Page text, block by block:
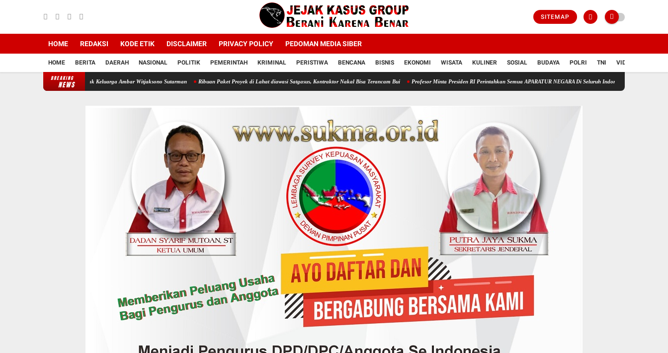
SITEMAP
HOME REDAKSI KODE ETIK DISCLAIMER PRIVACY POLICY PEDOMAN MEDIA SIBER
HOME BERITA DAERAH NASIONAL POLITIK PEMERINTAH KRIMINAL PERISTIWA BENCANA BISNIS EKONOMI WISATA KULINER SOSIAL BUDAYA POLRI TNI VIDIO
BREAKING
NEWS
Merampas Hak Keluarga Ambar Witjaksono Sutarman Ribuan Paket Proyek di Lahat diawasi Satgasus, Kontraktor Nakal Bisa Terancam Bui Profesor Minta Presiden RI Perintahkan Semua APARATUR NEGARA Di Seluruh Indonesia Tertibkan bendera luntur kusam